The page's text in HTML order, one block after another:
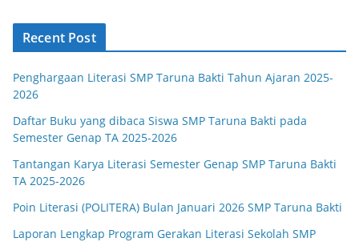
Recent Post
Penghargaan Literasi SMP Taruna Bakti Tahun Ajaran 2025-
2026
Daftar Buku yang dibaca Siswa SMP Taruna Bakti pada
Semester Genap TA 2025-2026
Tantangan Karya Literasi Semester Genap SMP Taruna Bakti
TA 2025-2026
Poin Literasi (POLITERA) Bulan Januari 2026 SMP Taruna Bakti
Laporan Lengkap Program Gerakan Literasi Sekolah SMP